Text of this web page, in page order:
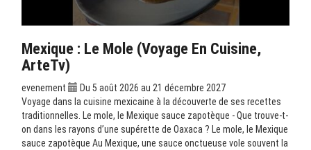
Mexique : Le Mole (Voyage En Cuisine,
ArteTv)
evenement
Du 5 août 2026 au 21 décembre 2027
Voyage dans la cuisine mexicaine à la découverte de ses recettes
traditionnelles. Le mole, le Mexique sauce zapotèque - Que trouve-t-
on dans les rayons d’une supérette de Oaxaca ? Le mole, le Mexique
sauce zapotèque Au Mexique, une sauce onctueuse vole souvent la